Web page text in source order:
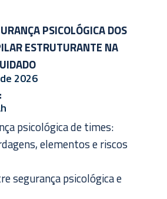
PSICOLÓGICA DOS
ESTRUTURANTE NA
2026
psicológica de times:
elementos e riscos
segurança psicológica e